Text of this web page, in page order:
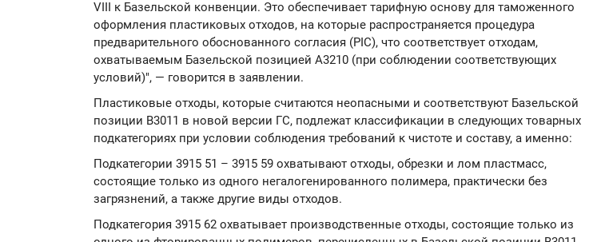
VIII к Базельской конвенции. Это обеспечивает тарифную основу для таможенного
оформления пластиковых отходов, на которые распространяется процедура
предварительного обоснованного согласия (PIC), что соответствует отходам,
охватываемым Базельской позицией A3210 (при соблюдении соответствующих
условий)", — говорится в заявлении.
Пластиковые отходы, которые считаются неопасными и соответствуют Базельской
позиции B3011 в новой версии ГС, подлежат классификации в следующих товарных
подкатегориях при условии соблюдения требований к чистоте и составу, а именно:
Подкатегории 3915 51 – 3915 59 охватывают отходы, обрезки и лом пластмасс,
состоящие только из одного негалогенированного полимера, практически без
загрязнений, а также другие виды отходов.
Подкатегория 3915 62 охватывает производственные отходы, состоящие только из